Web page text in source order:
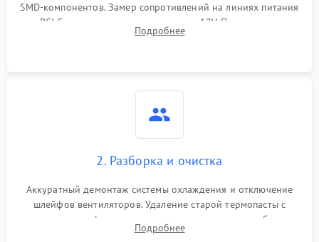
SMD-компонентов. Замер сопротивлений на линиях питания
PCI-E и дополнительных разъемах 12V. Проверка на
короткое замыкание основных дросселей питания GPU и
Подробнее
2. Разборка и очистка
Аккуратный демонтаж системы охлаждения и отключение
шлейфов вентиляторов. Удаление старой термопасты с
кристалла графического чипа и термопрокладок с банок
памяти и зоны VRM. Очистка платы от пыли и окислов.
Подробнее